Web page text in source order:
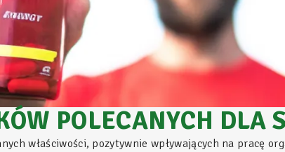
POLECANYCH DLA
właściwości, pozytywnie wpływających na pracę